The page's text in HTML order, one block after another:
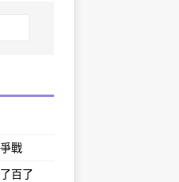
戰
百了